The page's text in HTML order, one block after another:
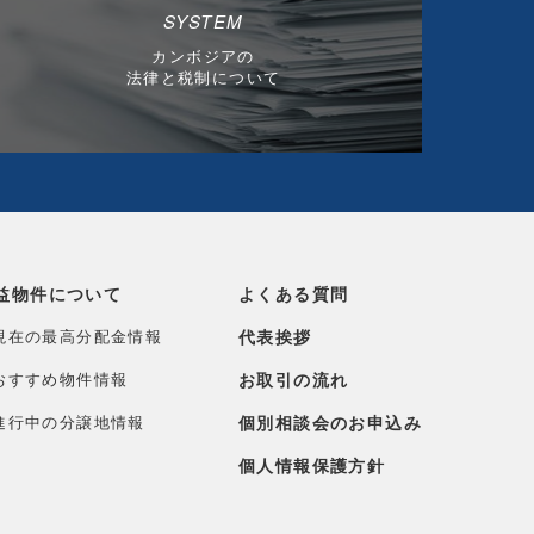
SYSTEM
カンボジアの
法律と税制について
物件について
在の最高分配金情報
すすめ物件情報
行中の分譲地情報
よくある質問
代表挨拶
お取引の流れ
個別相談会のお申込み
個人情報保護方針